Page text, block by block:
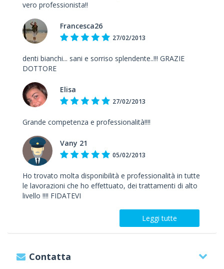
vero professionista!!
Francesca26
27/02/2013
denti bianchi... sani e sorriso splendente..!!! GRAZIE
DOTTORE
Elisa
27/02/2013
Grande competenza e professionalità!!!!
Vany 21
05/02/2013
Ho trovato molta disponibilità e professionalità in tutte
le lavorazioni che ho effettuato, dei trattamenti di alto
livello !!!! FIDATEVI
Leggi tutte
Contatta